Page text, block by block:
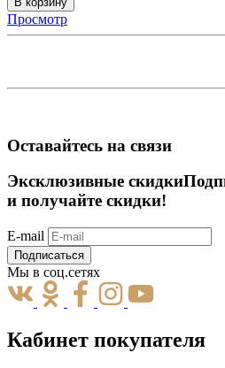
Просмотр
Оставайтесь на связи
Эксклюзивные скидки
и получайте скидки!
E-mail
Подписаться
Мы в соц.сетях
Кабинет покупателя